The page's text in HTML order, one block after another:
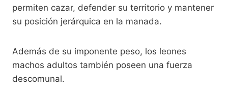
permiten cazar, defender su territorio y mantener
su posición jerárquica en la manada.
Además de su imponente peso, los leones
machos adultos también poseen una fuerza
descomunal.